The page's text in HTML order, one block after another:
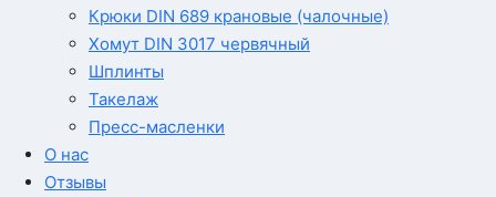
Крюки DIN 689 крановые (чалочные)
Хомут DIN 3017 червячный
Шплинты
Такелаж
Пресс-масленки
О нас
Отзывы